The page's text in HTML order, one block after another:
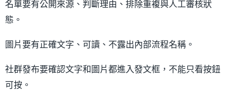
名單要有公開來源、判斷理由、排除重複與人工審核狀
態。
圖片要有正確文字、可讀、不露出內部流程名稱。
社群發布要確認文字和圖片都進入發文框，不能只看按鈕
可按。